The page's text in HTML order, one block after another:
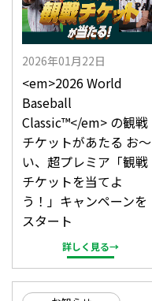
2026年01月22日
<em>2026 World
Baseball
Classic™</em> の観戦
チケットがあたる お～
い、超プレミア「観戦
チケットを当てよ
う！」キャンペーンを
スタート
詳しく見る→